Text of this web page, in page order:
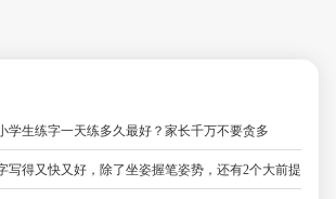
学生练字一天练多久最好？家长千万不要贪多
写得又快又好，除了坐姿握笔姿势，还有2个大前提